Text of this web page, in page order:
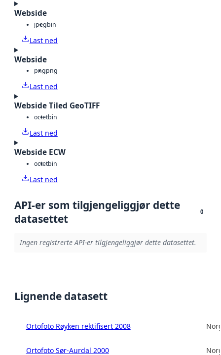
Webside
jpegbin
Last ned
Webside
pngpng
Last ned
Webside Tiled GeoTIFF
octetbin
Last ned
Webside ECW
octetbin
Last ned
API-er som tilgjengeliggjør dette
datasettet
0
Ingen registrerte API-er tilgjengeliggjør dette datasettet.
Lignende datasett
Ortofoto Røyken rektifisert 2008
Ortofoto Sør-Aurdal 2000